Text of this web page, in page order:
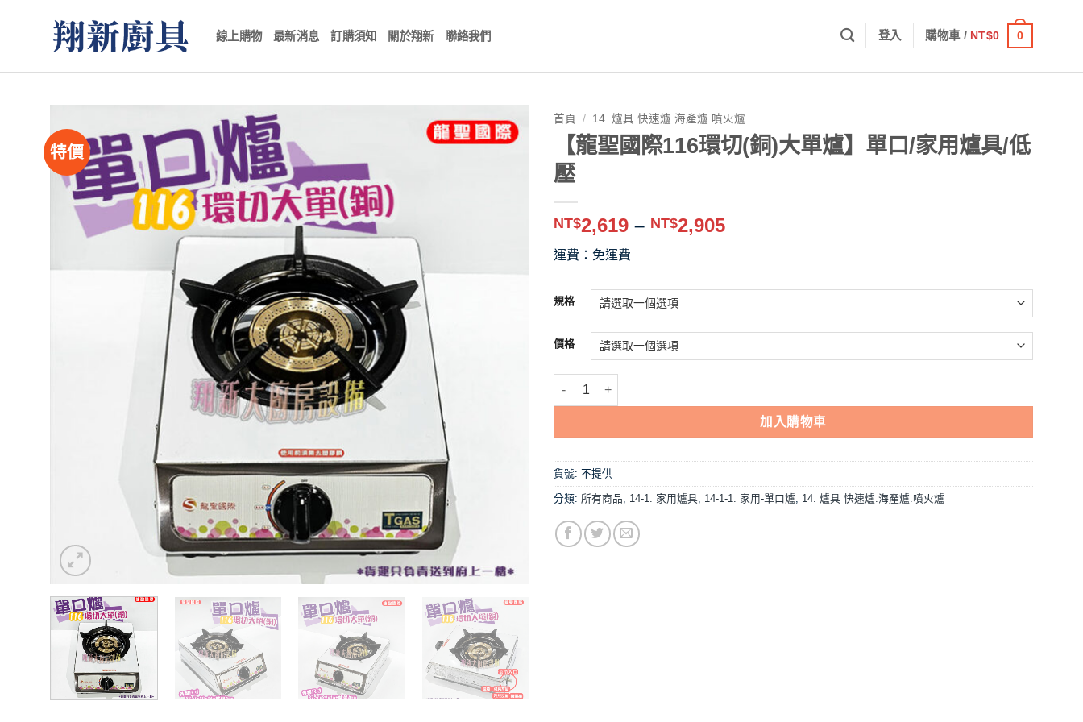
線上購物 最新消息 訂購須知 關於翔新 聯絡我們 登入 購物車 / NT$0 0
特價
首頁 / 14. 爐具 快速爐.海產爐.噴火爐
【龍聖國際116環切(銅)大單爐】單口/家用爐具/低
壓
NT$2,619 – NT$2,905價
到
NT$2,905
運費：免運費
規格
價格
【龍聖國際116環切(銅)大單爐】單口/家用爐具/低壓 數量
加入購物車
貨號: 不提供
分類: 所有商品 14-1. 家用爐具 14-1-1. 家用-單口爐 14. 爐具 快速爐.海產爐.噴火爐